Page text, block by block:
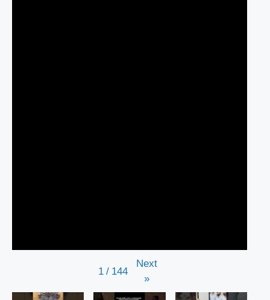
1 / 144
Next
»